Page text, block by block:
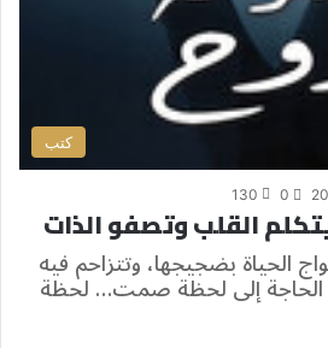
كتب
0
130
القلب وتصفو الذات
الحياة بضجيجها، وتتزاحم فيه
الحاجة إلى لحظة صمت… لحظة